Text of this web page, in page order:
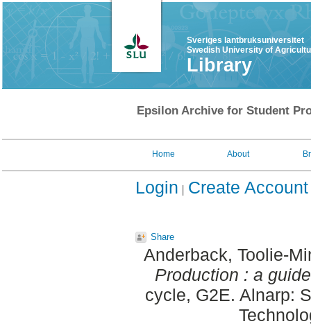
Sveriges lantbruksuniversitet
Swedish University of
Library
Epsilon Archive for Student
Home About
Login Create Account
Share
Anderback, Toolie-
Production : a
cycle, G2E. Alnarp: